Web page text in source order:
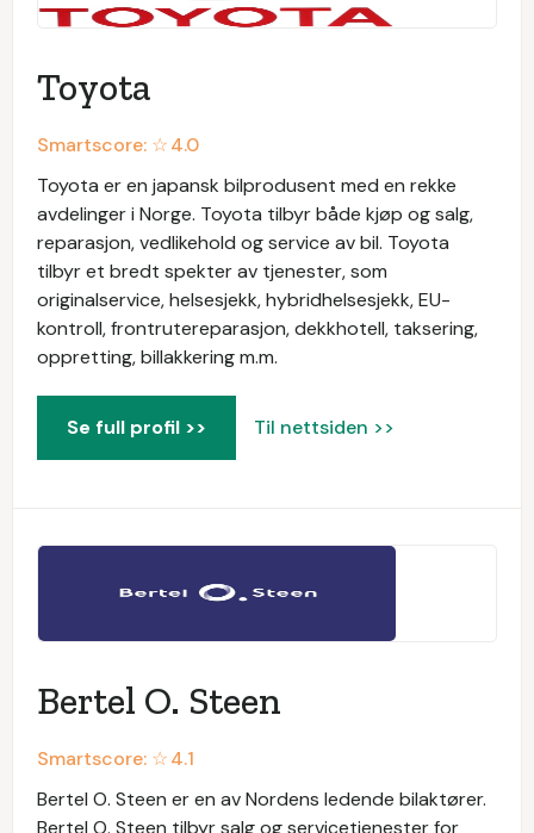
Toyota
Smartscore: ☆4.0
Toyota er en japansk bilprodusent med en rekke
avdelinger i Norge. Toyota tilbyr både kjøp og salg,
reparasjon, vedlikehold og service av bil. Toyota
tilbyr et bredt spekter av tjenester, som
originalservice, helsesjekk, hybridhelsesjekk, EU-
kontroll, frontrutereparasjon, dekkhotell, taksering,
oppretting, billakkering m.m.
Se full profil >> Til nettsiden >>
Bertel O. Steen
Smartscore: ☆4.1
Bertel O. Steen er en av Nordens ledende bilaktører.
Bertel O. Steen tilbyr salg og servicetjenester for